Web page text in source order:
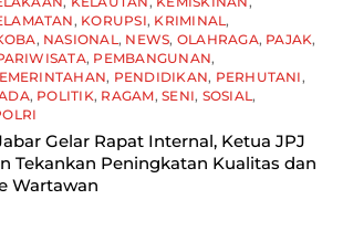
, KORUPSI, KRIMINAL,
, NASIONAL, NEWS, OLAHRAGA, PAJAK,
, PEMBANGUNAN,
, PENDIDIKAN, PERHUTANI,
, POLITIK, RAGAM,SENI, SOSIAL,
Gelar Rapat Internal, Ketua JPJ
Tekankan Peningkatan Kualitas dan
Wartawan